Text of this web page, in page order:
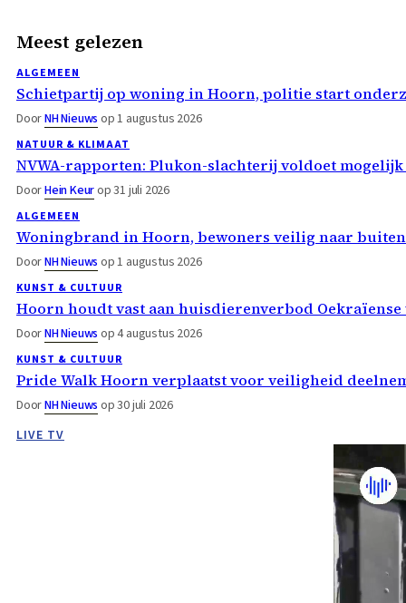
Meest gelezen
ALGEMEEN
Schietpartij op woning in Hoorn, politie start
DoorNH Nieuws op 1 augustus 2026
NATUUR & KLIMAAT
NVWA-rapporten: Plukon-slachterij voldoet
DoorHein Keurop 31 juli 2026
ALGEMEEN
Woningbrand in Hoorn, bewoners veilig naar buiten
DoorNH Nieuws op 1 augustus 2026
KUNST & CULTUUR
Hoorn houdt vast aan huisdierenverbod
DoorNH Nieuws op 4 augustus 2026
KUNST & CULTUUR
Pride Walk Hoorn verplaatst voor veiligheid
DoorNH Nieuws op 30 juli 2026
LIVE TV